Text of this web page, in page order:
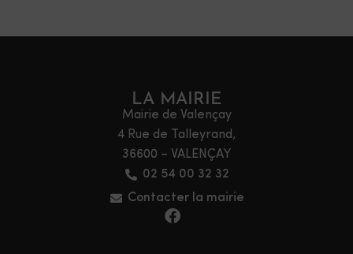
LA MAIRIE
Mairie de Valençay
4 Rue de Talleyrand,
36600 – VALENÇAY
02 54 00 32 32
Contacter la mairie